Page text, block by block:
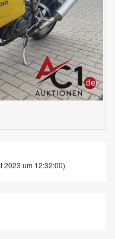
2023 um 12:32:00)